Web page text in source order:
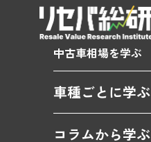
中古車相場を学ぶ
車種ごとに学ぶ
コラムから学ぶ